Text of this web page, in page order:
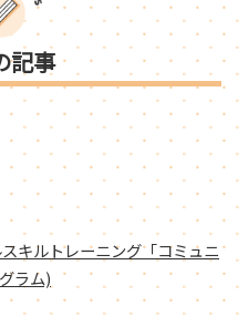
記事
キルトレーニング「コミュニ
ラム)